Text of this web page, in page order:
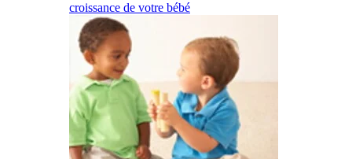
croissance de votre bébé